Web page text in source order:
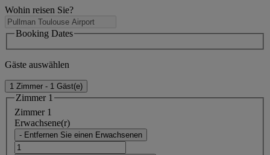
Wohin reisen Sie?
Booking Dates
Gäste auswählen
1 Zimmer - 1 Gäst(e)
Zimmer 1
Zimmer 1
Erwachsene(r)
- Entfernen Sie einen Erwachsenen